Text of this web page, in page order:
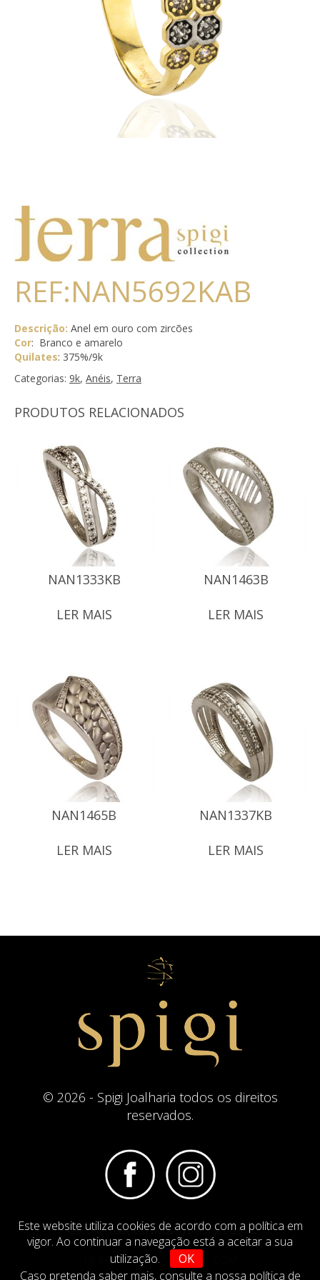
Este website utiliza cookies de acordo com a política em
vigor. Ao continuar a navegação está a aceitar a sua
utilização.
OK
Caso pretenda saber mais, consulte a nossa política de
REF:NAN5692KAB
Descrição: Anel em ouro com zircões
Cor: Branco e amarelo
Quilates: 375%/9k
Categorias: 9k, Anéis, Terra
PRODUTOS RELACIONADOS
NAN1333KB
LER MAIS
NAN1463B
LER MAIS
NAN1465B
LER MAIS
NAN1337KB
LER MAIS
© 2026 - Spigi Joalharia todos os direitos
reservados.
Termos e Condições Website Politica de Cookies
DESIGN BYIMAGINEVIRTUAL.COM